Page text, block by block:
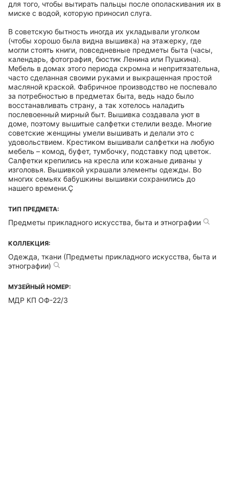
для того, чтобы вытирать пальцы после ополаскивания их в
миске с водой, которую приносил слуга.
В советскую бытность иногда их укладывали уголком
(чтобы хорошо была видна вышивка) на этажерку, где
могли стоять книги, повседневные предметы быта (часы,
календарь, фотография, бюстик Ленина или Пушкина).
Мебель в домах этого периода скромна и непритязательна,
часто сделанная своими руками и выкрашенная простой
масляной краской. Фабричное производство не поспевало
за потребностью в предметах быта, ведь надо было
восстанавливать страну, а так хотелось наладить
послевоенный мирный быт. Вышивка создавала уют в
доме, поэтому вышитые салфетки стелили везде. Многие
советские женщины умели вышивать и делали это с
удовольствием. Крестиком вышивали салфетки на любую
мебель – комод, буфет, тумбочку, подставку под цветок.
Салфетки крепились на кресла или кожаные диваны у
изголовья. Вышивкой украшали элементы одежды. Во
многих семьях бабушкины вышивки сохранились до
нашего времени.Ç
ТИП ПРЕДМЕТА:
Предметы прикладного искусства, быта и этнографии
КОЛЛЕКЦИЯ:
Одежда, ткани (Предметы прикладного искусства, быта и
этнографии)
МУЗЕЙНЫЙ НОМЕР:
МДР КП ОФ-22/3